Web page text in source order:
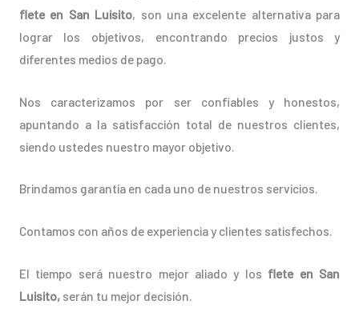
flete en San Luisito, son una excelente alternativa para
lograr los objetivos, encontrando precios justos y
diferentes medios de pago.
Nos caracterizamos por ser confiables y honestos,
apuntando a la satisfacción total de nuestros clientes,
siendo ustedes nuestro mayor objetivo.
Brindamos garantía en cada uno de nuestros servicios.
Contamos con años de experiencia y clientes satisfechos.
El tiempo será nuestro mejor aliado y los flete en San
Luisito, serán tu mejor decisión.